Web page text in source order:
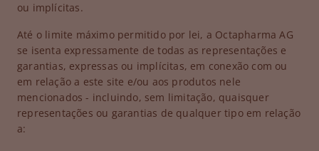
ou implícitas.
Até o limite máximo permitido por lei, a Octapharma AG
se isenta expressamente de todas as representações e
garantias, expressas ou implícitas, em conexão com ou
em relação a este site e/ou aos produtos nele
mencionados - incluindo, sem limitação, quaisquer
representações ou garantias de qualquer tipo em relação
a: